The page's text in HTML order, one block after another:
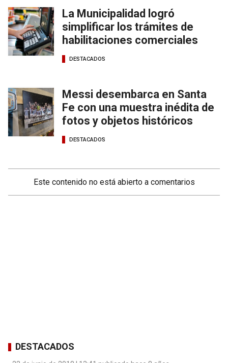
La Municipalidad logró
simplificar los trámites de
habilitaciones comerciales
DESTACADOS
Messi desembarca en Santa
Fe con una muestra inédita de
fotos y objetos históricos
DESTACADOS
Este contenido no está abierto a comentarios
DESTACADOS